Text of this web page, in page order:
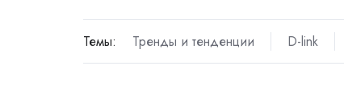
Темы: Тренды и тенденции D-link